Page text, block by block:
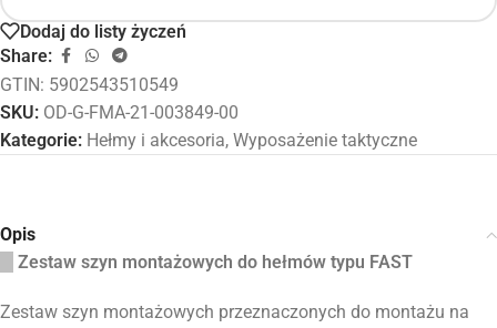
Dodaj do listy życzeń
Share:
GTIN: 5902543510549
SKU: OD-G-FMA-21-003849-00
Kategorie: Hełmy i akcesoria, Wyposażenie taktyczne
Opis
Zestaw szyn montażowych do hełmów typu FAST
Zestaw szyn montażowych przeznaczonych do montażu na